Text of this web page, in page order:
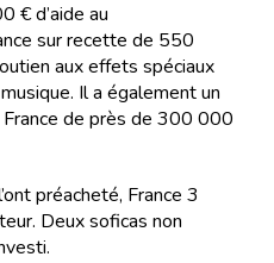
€ d’aide au
sur recette de 550
aux effets spéciaux
Il a également un
de près de 300 000
préacheté, France 3
Deux soficas non